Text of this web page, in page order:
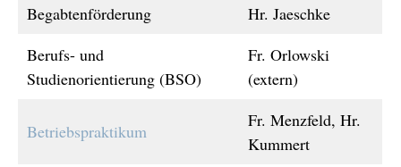
Begabtenförderung
Hr. Jaeschke
Berufs- und
Studienorientierung (BSO)
Fr. Orlowski
(extern)
Betriebspraktikum
Fr. Menzfeld, Hr.
Kummert